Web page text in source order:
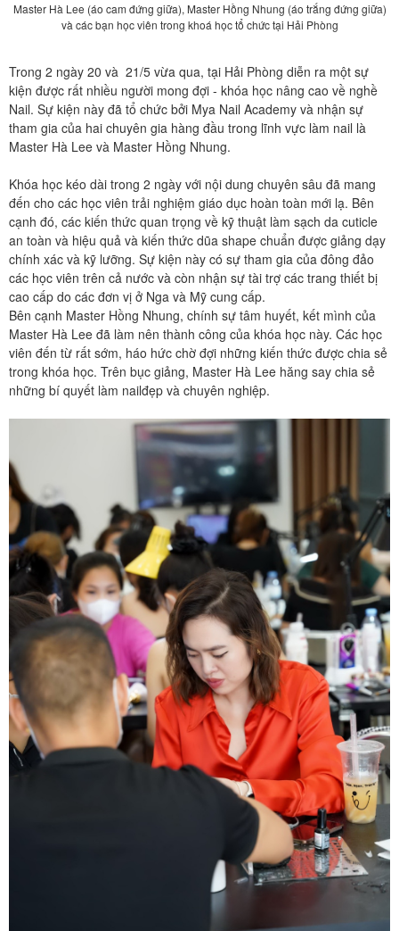
Master Hà Lee (áo cam đứng giữa), Master Hồng Nhung (áo trắng đứng giữa)
và các bạn học viên trong khoá học tổ chức tại Hải Phòng
Trong 2 ngày 20 và 21/5 vừa qua, tại Hải Phòng diễn ra một sự
kiện được rất nhiều người mong đợi - khóa học nâng cao về nghề
Nail. Sự kiện này đã tổ chức bởi Mya Nail Academy và nhận sự
tham gia của hai chuyên gia hàng đầu trong lĩnh vực làm nail là
Master Hà Lee và Master Hồng Nhung.
Khóa học kéo dài trong 2 ngày với nội dung chuyên sâu đã mang
đến cho các học viên trải nghiệm giáo dục hoàn toàn mới lạ. Bên
cạnh đó, các kiến thức quan trọng về kỹ thuật làm sạch da cuticle
an toàn và hiệu quả và kiến thức dũa shape chuẩn được giảng dạy
chính xác và kỹ lưỡng. Sự kiện này có sự tham gia của đông đảo
các học viên trên cả nước và còn nhận sự tài trợ các trang thiết bị
cao cấp do các đơn vị ở Nga và Mỹ cung cấp.
Bên cạnh Master Hồng Nhung, chính sự tâm huyết, kết mình của
Master Hà Lee đã làm nên thành công của khóa học này. Các học
viên đến từ rất sớm, háo hức chờ đợi những kiến thức được chia sẻ
trong khóa học. Trên bục giảng, Master Hà Lee hăng say chia sẻ
những bí quyết làm nailđẹp và chuyên nghiệp.